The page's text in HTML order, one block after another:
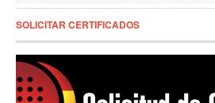
SOLICITAR CERTIFICADOS